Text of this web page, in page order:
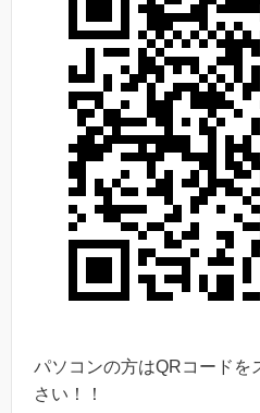
パソコンの方はQRコードを
さい！！